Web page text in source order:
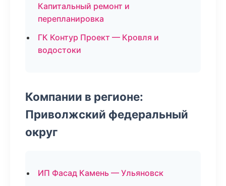
Капитальный ремонт и
перепланировка
ГК Контур Проект — Кровля и
водостоки
Компании в регионе:
Приволжский федеральный
округ
ИП Фасад Камень — Ульяновск